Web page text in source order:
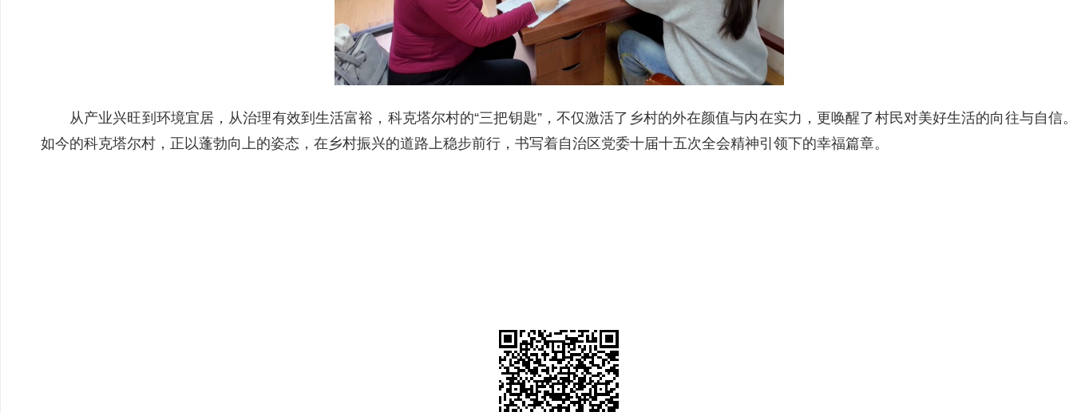
从产业兴旺到环境宜居，从治理有效到生活富裕，科克塔尔村的“三把钥匙”，不仅激活了乡村的外在颜值与内在实力，更唤醒了村民对美好生活的向往与自信
如今的科克塔尔村，正以蓬勃向上的姿态，在乡村振兴的道路上稳步前行，书写着自治区党委十届十五次全会精神引领下的幸福篇章。